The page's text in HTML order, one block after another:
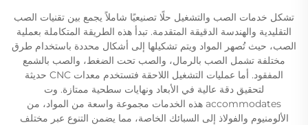
تشكل خدمات الصب والتشغيل حلًا تصنيعيًا شاملاً يجمع بين تقنيات الصب
التقليدية والهندسة الدقيقة المتقدمة. تبدأ هذه الطريقة المتكاملة بعملية
الصب، حيث تُصهر المواد ويتم تشكيلها إلى أشكال محددة باستخدام طرق
مختلفة تشمل الصب بالرمال، والصب تحت الضغط، والصب بالشمع
المفقود. أما عمليات التشغيل اللاحقة فتستخدم معدات CNC حديثة
لتحقيق دقة عالية في الأبعاد ونهايات سطحية ممتازة. وت
accommodates هذه الخدمات مجموعة واسعة من المواد، من
الألومنيوم والفولاذ إلى السبائك الخاصة، مما يضمن التنوع عبر مختلف